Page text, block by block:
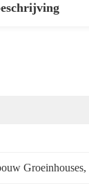
Groeinhouses,